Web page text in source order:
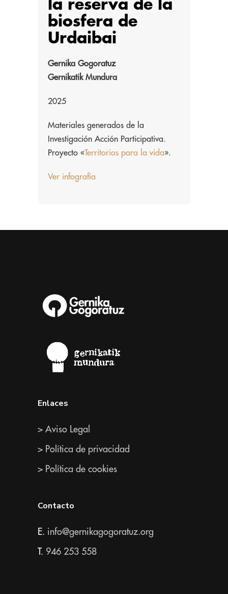
la reserva de la
biosfera de
Urdaibai
Gernika Gogoratuz
Gernikatik Mundura
2025
Materiales generados de la
Investigación Acción Participativa.
Proyecto «Territorios para la vida».
Ver infografía
Enlaces
> Aviso Legal
> Política de privacidad
> Política de cookies
Contacto
E. info@gernikagogoratuz.org
T. 946 253 558